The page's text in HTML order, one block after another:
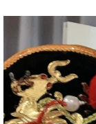
マジシ
お疲れ様
YouTube
https://